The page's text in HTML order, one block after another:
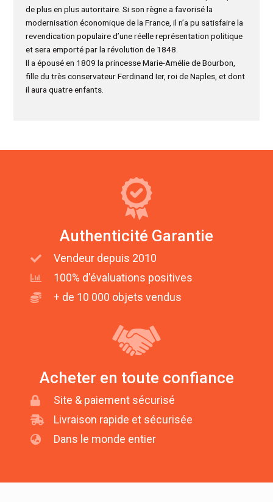
de plus en plus autoritaire. Si son règne a favorisé la
modernisation économique de la France, il n’a pu satisfaire la
revendication populaire d’une réelle représentation politique
et sera emporté par la révolution de 1848.
Il a épousé en 1809 la princesse Marie-Amélie de Bourbon,
fille du très conservateur Ferdinand Ier, roi de Naples, et dont
il aura quatre enfants.
Authenticité Garantie
Vendeur depuis 2010
100% d'évaluations positives
+ de 10 000 objets vendus
Acheter en toute confiance
Site & paiement sécurisé
Livraison rapide et sécurisée
Dans le monde entier